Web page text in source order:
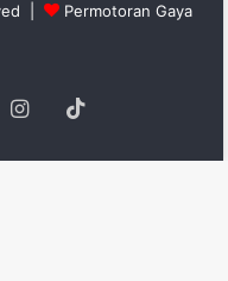
|
Permotoran Gaya
Instagram